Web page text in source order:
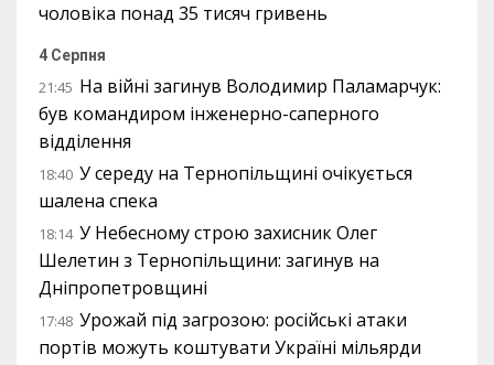
чоловіка понад 35 тисяч гривень
4 Серпня
21:45 На війні загинув Володимир Паламарчук:
був командиром інженерно-саперного
відділення
18:40 У середу на Тернопільщині очікується
шалена спека
18:14 У Небесному строю захисник Олег
Шелетин з Тернопільщини: загинув на
Дніпропетровщині
17:48 Урожай під загрозою: російські атаки
портів можуть коштувати Україні мільярди